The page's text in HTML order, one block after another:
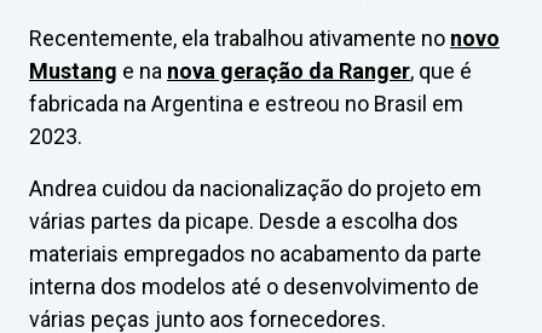
Recentemente, ela trabalhou ativamente no novo
Mustang e na nova geração da Ranger, que é
fabricada na Argentina e estreou no Brasil em
2023.
Andrea cuidou da nacionalização do projeto em
várias partes da picape. Desde a escolha dos
materiais empregados no acabamento da parte
interna dos modelos até o desenvolvimento de
várias peças junto aos fornecedores.